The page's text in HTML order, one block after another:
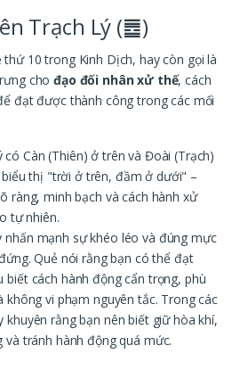
Trạch Lý (䷉)
thứ 10 trong Kinh Dịch, hay còn gọi là
chođạo đối nhân xử thế, cách
đạt được thành công trong các mối
có Càn (Thiên) ở trên và Đoài (Trạch)
thị "trời ở trên, đầm ở dưới" –
ràng, minh bạch và cách hành xử
tự nhiên.
nhấn mạnh sự khéo léo và đúng mực
Quẻ nói rằng bạn có thể đạt
cách hành động cẩn trọng, phù
không vi phạm nguyên tắc. Trong các
khuyên rằng bạn nên biết giữ hòa khí,
tránh hành động quá mức.